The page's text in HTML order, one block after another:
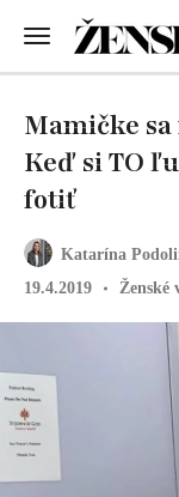
Katarína
19.4.2019
Ženské
Mamičke
Keď si TO
fotiť